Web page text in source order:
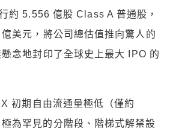
約 5.556 億股 Class A 普通股，
美元，將公司總估值推向驚人的
念地封印了全球史上最大 IPO 的
初期自由流通量極低（僅約
為罕見的分階段、階梯式解禁設